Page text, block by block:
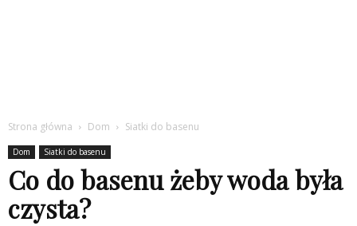
Strona główna Dom Siatki do basenu
Dom Siatki do basenu
Co do basenu żeby woda była
czysta?